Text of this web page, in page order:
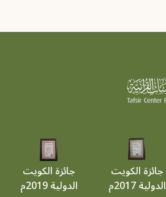
جائزة الكويت
الدولية 2017م
جائزة الكويت
الدولية 2019م